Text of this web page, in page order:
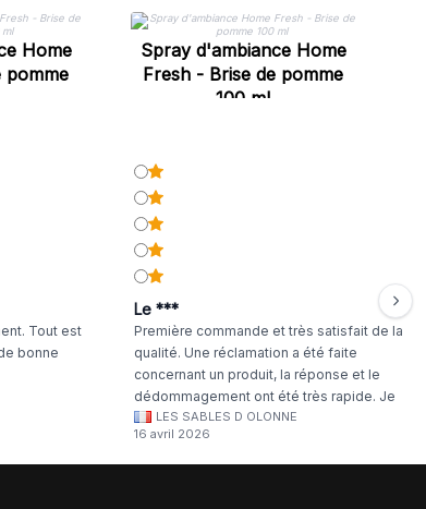
Home
pomme
Spray d'ambiance Home
Fresh - Brise de pomme
100 ml
Tout est
bonne
Le ***
Première commande et très satisfait de la
qualité. Une réclamation a été faite
concernant un produit, la réponse et le
dédommagement ont été très rapide. Je
continuerai à commander chez WA Artisan
!
LES SABLES D OLONNE
16 avril 2026